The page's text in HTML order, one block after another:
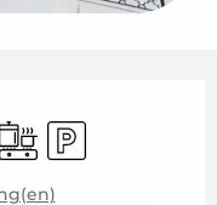
Kochplatte
Parkplatz